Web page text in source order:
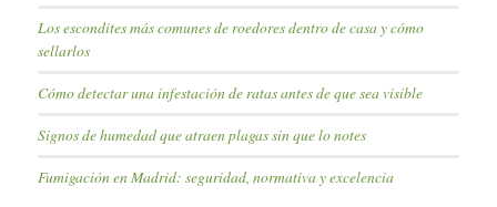
Los escondites más comunes de roedores dentro de casa y cómo
sellarlos
Cómo detectar una infestación de ratas antes de que sea visible
Signos de humedad que atraen plagas sin que lo notes
Fumigación en Madrid: seguridad, normativa y excelencia